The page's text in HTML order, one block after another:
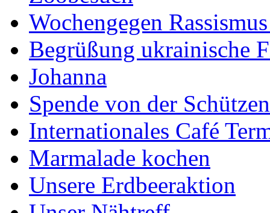
Wochengegen
Begrüßung ukrainische
Johanna
Spende von der
Internationales Café
Marmalade kochen
Unsere Erdbeeraktion